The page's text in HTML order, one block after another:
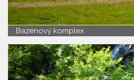
Bazénový komplex